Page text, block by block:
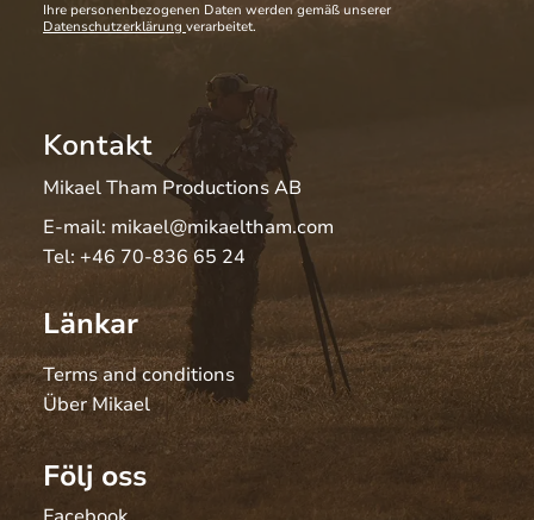
Ihre personenbezogenen Daten werden gemäß unserer
Datenschutzerklärung verarbeitet.
Kontakt
Mikael Tham Productions AB
E-mail: mikael@mikaeltham.com
Tel: +46 70-836 65 24
Länkar
Terms and conditions
Über Mikael
Följ oss